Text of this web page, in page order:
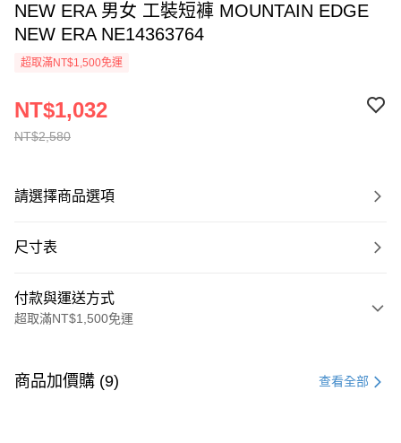
NEW ERA 男女 工裝短褲 MOUNTAIN EDGE
NEW ERA NE14363764
超取滿NT$1,500免運
NT$2,580
NT$1,032
請選擇商品選項
尺寸表
付款與運送方式
超取滿NT$1,500免運
信用卡一次付款
商品加價購 (9) 查看全部